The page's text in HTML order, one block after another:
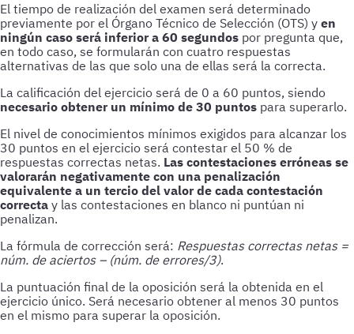
El tiempo de realización del examen será determinado
previamente por el Órgano Técnico de Selección (OTS) y en
ningún caso será inferior a 60 segundos por pregunta que,
en todo caso, se formularán con cuatro respuestas
alternativas de las que solo una de ellas será la correcta.
La calificación del ejercicio será de 0 a 60 puntos, siendo
necesario obtener un mínimo de 30 puntos para superarlo.
El nivel de conocimientos mínimos exigidos para alcanzar los
30 puntos en el ejercicio será contestar el 50 % de
respuestas correctas netas. Las contestaciones erróneas se
valorarán negativamente con una penalización
equivalente a un tercio del valor de cada contestación
correcta y las contestaciones en blanco ni puntúan ni
penalizan.
La fórmula de corrección será: Respuestas correctas netas =
núm. de aciertos – (núm. de errores/3).
La puntuación final de la oposición será la obtenida en el
ejercicio único. Será necesario obtener al menos 30 puntos
en el mismo para superar la oposición.